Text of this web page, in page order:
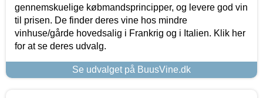
gennemskuelige købmandsprincipper, og levere god vin
til prisen. De finder deres vine hos mindre
vinhuse/gårde hovedsalig i Frankrig og i Italien. Klik her
for at se deres udvalg.
Se udvalget på BuusVine.dk